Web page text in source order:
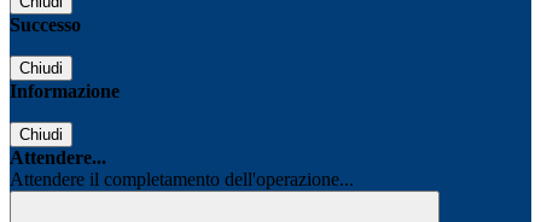
Successo
Chiudi
Informazione
Chiudi
Attendere...
Attendere il completamento dell'operazione...